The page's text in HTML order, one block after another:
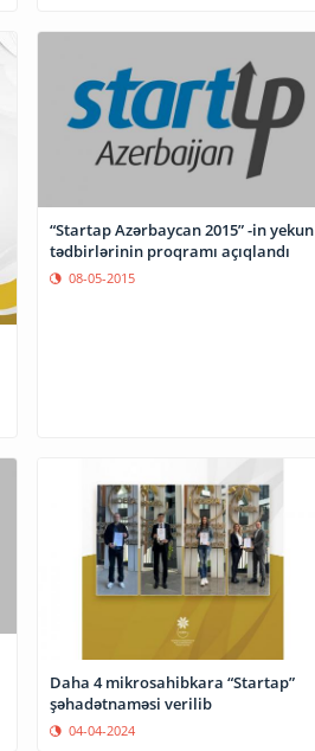
“Startap Azərbaycan 2015” -in yekun
tədbirlərinin proqramı açıqlandı
08-05-2015
Daha 4 mikrosahibkara “Startap”
şəhadətnaməsi verilib
04-04-2024